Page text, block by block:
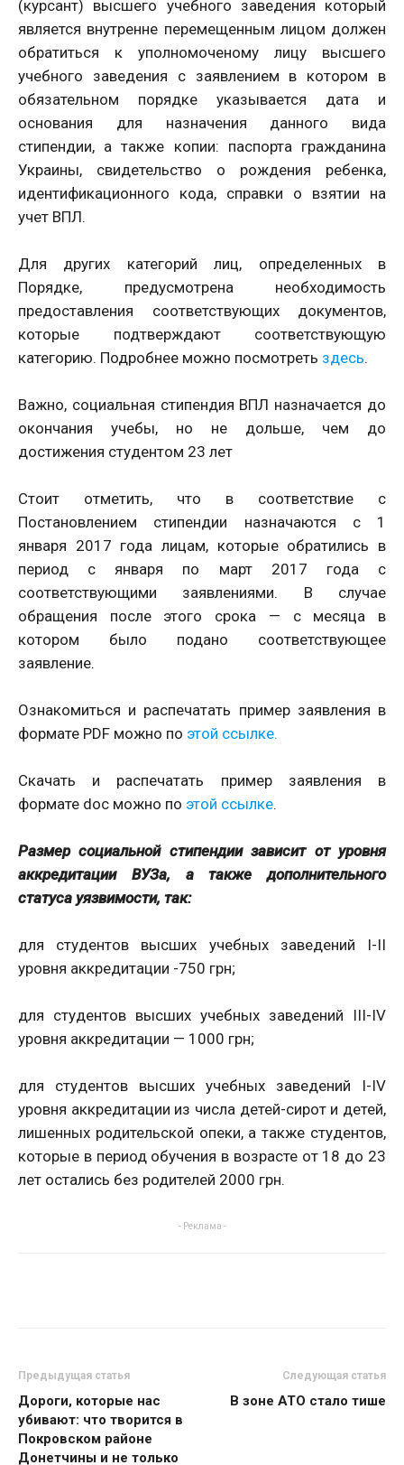
(курсант) высшего учебного заведения который
является внутренне перемещенным лицом должен
обратиться к уполномоченому лицу высшего
учебного заведения с заявлением в котором в
обязательном порядке указывается дата и
основания для назначения данного вида
стипендии, а также копии: паспорта гражданина
Украины, свидетельство о рождения ребенка,
идентификационного кода, справки о взятии на
учет ВПЛ.
Для других категорий лиц, определенных в
Порядке, предусмотрена необходимость
предоставления соответствующих документов,
которые подтверждают соответствующую
категорию. Подробнее можно посмотреть здесь.
Важно, социальная стипендия ВПЛ назначается до
окончания учебы, но не дольше, чем до
достижения студентом 23 лет
Стоит отметить, что в соответствие с
Постановлением стипендии назначаются с 1
января 2017 года лицам, которые обратились в
период с января по март 2017 года с
соответствующими заявлениями. В случае
обращения после этого срока — с месяца в
котором было подано соответствующее
заявление.
Ознакомиться и распечатать пример заявления в
формате PDF можно по этой ссылке.
Скачать и распечатать пример заявления в
формате doc можно по этой ссылке.
Размер социальной стипендии зависит от уровня
аккредитации ВУЗа, а также дополнительного
статуса уязвимости, так:
для студентов высших учебных заведений I-II
уровня аккредитации -750 грн;
для студентов высших учебных заведений III-IV
уровня аккредитации — 1000 грн;
для студентов высших учебных заведений I-IV
уровня аккредитации из числа детей-сирот и детей,
лишенных родительской опеки, а также студентов,
которые в период обучения в возрасте от 18 до 23
лет остались без родителей 2000 грн.
- Реклама -
Предыдущая статья
Дороги, которые нас
убивают: что творится в
Покровском районе
Донетчины и не только
Следующая статья
В зоне АТО стало тише